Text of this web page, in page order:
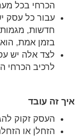
הכרחי בכל
עבור כל עסק
חדשות, מגמות
בזמן אמת,
לצד אלה יש
לרכיב הכרחי
איך זה עובד
העסק זקוק
הזחלן או